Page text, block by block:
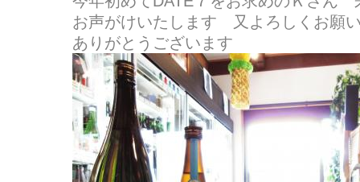
お声がけいたします 又よろしくお願
ありがとうございます